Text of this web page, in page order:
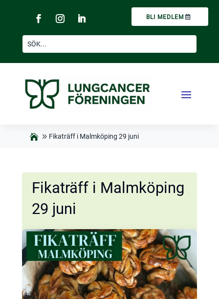
BLI MEDLEM
Fikaträff i Malmköping 29 juni
Fikaträff i Malmköping
29 juni